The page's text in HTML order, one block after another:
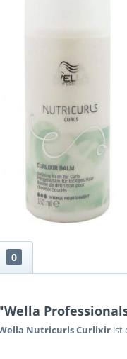
0
Nutricurls Curlixir ist